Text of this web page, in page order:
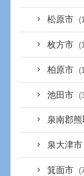
松原市
枚方市
柏原市
池田市
泉南郡
泉大津市
箕面市